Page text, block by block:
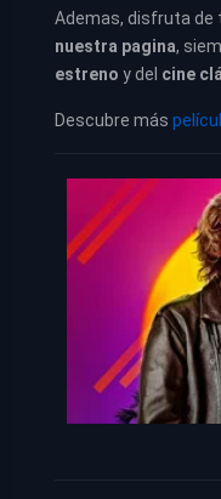
Ademas, disfruta de
nuestra pagina,
estreno y del cine
Descubre más